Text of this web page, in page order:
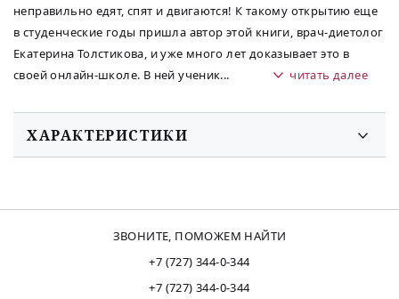
неправильно едят, спят и двигаются! К такому открытию еще
в студенческие годы пришла автор этой книги, врач-диетолог
Екатерина Толстикова, и уже много лет доказывает это в
своей онлайн-школе. В ней ученик... читать далее
ХАРАКТЕРИСТИКИ
ЗВОНИТЕ, ПОМОЖЕМ НАЙТИ
+7 (727) 344-0-344
+7 (727) 344-0-344